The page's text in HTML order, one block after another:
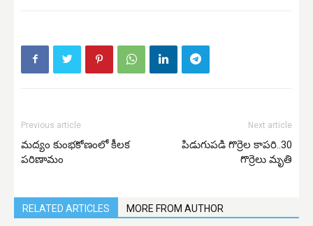
Previous article
మద్యం కుంభకోణంలో కీలక
పరిణామం
Next article
పిడుగుపడి గొర్రెల కాపరి..30
గొర్రెలు మృతి
RELATED ARTICLES MORE FROM AUTHOR